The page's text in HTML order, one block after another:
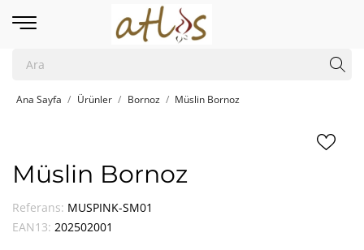
Ana Sayfa Ürünler Bornoz Müslin Bornoz
Müslin Bornoz
Referans: MUSPINK-SM01
EAN13: 202502001